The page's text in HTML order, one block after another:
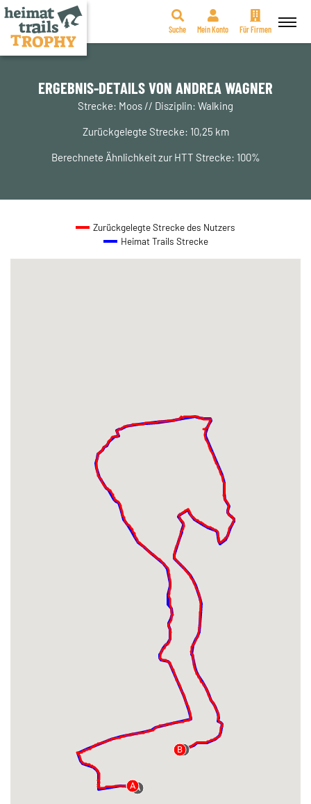
Zum
Suche Mein Konto Für Firmen
ERGEBNIS-DETAILS VON ANDREA WAGNER
Strecke: Moos // Disziplin: Walking
Zurückgelegte Strecke: 10,25 km
Berechnete Ähnlichkeit zur HTT Strecke: 100%
Zurückgelegte Strecke des Nutzers
Heimat Trails Strecke
A
B
A
B